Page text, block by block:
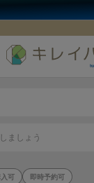
ましょう
可 即時予約可